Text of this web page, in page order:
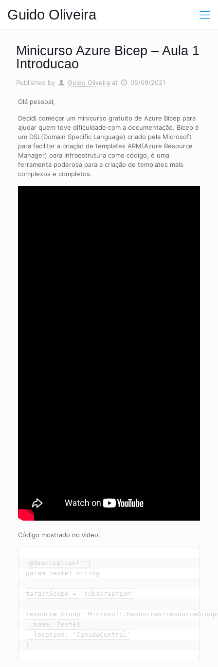
Guido Oliveira
Minicurso Azure Bicep – Aula 1
Introducao
Published by Guido Oliveira at 05/09/2021
Olá pessoal,
Decidi começar um minicurso gratuito de Azure Bicep para
ajudar quem teve dificuldade com a documentação. Bicep é
um DSL(Domain Specific Language) criado pela Microsoft
para facilitar a criação de templates ARM(Azure Resource
Manager) para Infraestrutura como código, é uma
ferramenta poderosa para a criação de templates mais
complexos e completos.
Código mostrado no video:
@description('')
param Teste1 string
targetScope = 'subscription'
resource Group 'Microsoft.Resources/
  name: Teste1
  location: 'CanadaCentral'
}